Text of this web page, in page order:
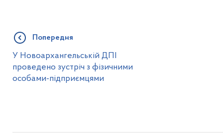
Попередня
У Новоархангельській ДПІ
проведено зустріч з фізичними
особами-підприємцями